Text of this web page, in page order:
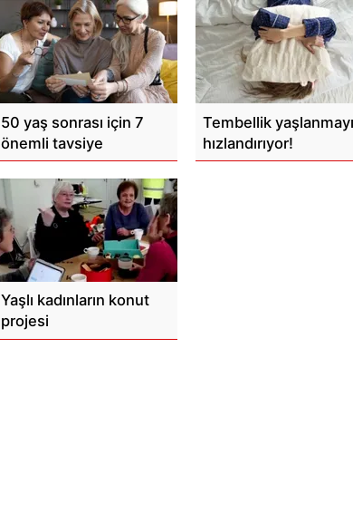
50 yaş sonrası için 7
önemli tavsiye
Tembellik yaşlanmayı
hızlandırıyor!
Yaşlı kadınların konut
projesi